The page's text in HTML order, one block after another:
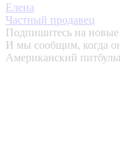
Елена
Частный продавец
Подпишитесь на новые
И мы сообщим, когда
Американский